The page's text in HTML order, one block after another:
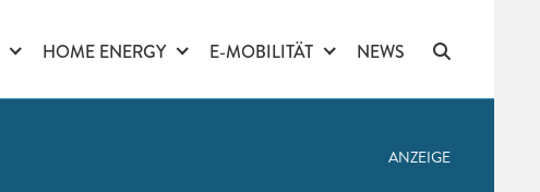
HOME ENERGY E-MOBILITÄT NEWS
ANZEIGE